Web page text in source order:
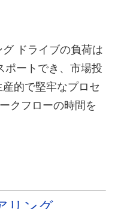
ドライブの負荷は
ポートでき、市場投
的で堅牢なプロセ
クフローの時間を